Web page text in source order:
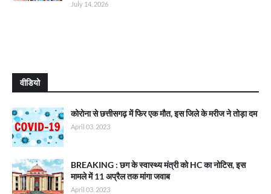
July 14, 2026
वीडियो
कोरोना से छत्तीसगढ़ में फिर एक मौत, इस जिले के मरीज ने तोड़ा दम
April 03, 2023
BREAKING : छग के स्वास्थ्य मंत्री को HC का नोटिस, इस
मामले में 11 अप्रैल तक मांगा जवाब
April 03, 2023